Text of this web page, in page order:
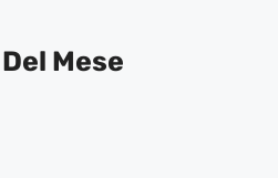
Mese